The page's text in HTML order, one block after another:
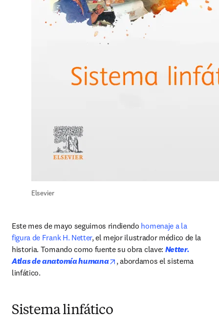
Elsevier
Este mes de mayo seguimos rindiendo homenaje a la
figura de Frank H. Netter, el mejor ilustrador médico de la
historia. Tomando como fuente su obra clave: Netter.
Atlas de anatomía humana
opens in new tab/window
, abordamos el sistema
linfático.
Sistema linfático